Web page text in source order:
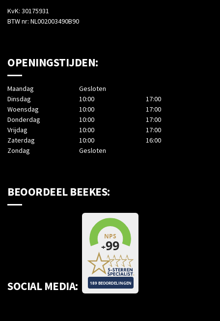
KvK: 30175931
BTW nr: NL002003490B90
OPENINGSTIJDEN:
Maandag
Gesloten
Dinsdag
10:00
17:00
Woensdag
10:00
17:00
Donderdag
10:00
17:00
Vrijdag
10:00
17:00
Zaterdag
10:00
16:00
Zondag
Gesloten
BEOORDEEL BEEKES:
SOCIAL MEDIA: